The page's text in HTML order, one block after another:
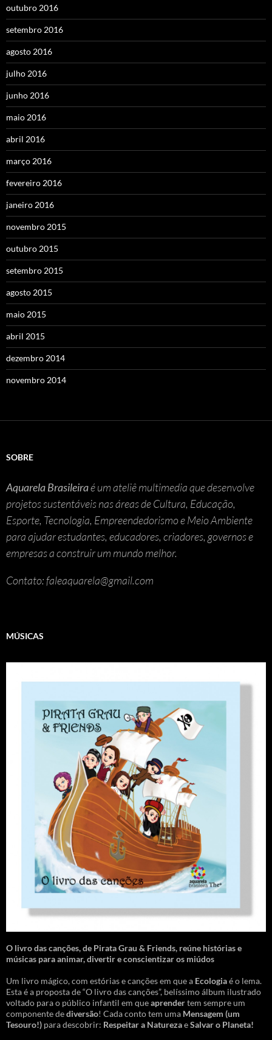
outubro 2016
setembro 2016
agosto 2016
julho 2016
junho 2016
maio 2016
abril 2016
março 2016
fevereiro 2016
janeiro 2016
novembro 2015
outubro 2015
setembro 2015
agosto 2015
maio 2015
abril 2015
dezembro 2014
novembro 2014
SOBRE
Aquarela Brasileiraé um ateliê multimedia que desenvolve
projetos sustentáveis nas áreas de Cultura, Educação,
Esporte, Tecnologia, Empreendedorismo e Meio Ambiente
para ajudar estudantes, educadores, criadores, governos e
empresas a construir um mundo melhor.
Contato: faleaquarela@gmail.com
MÚSICAS
O livro das canções,de Pirata Grau & Friends, reúne histórias e
músicas para animar, divertir e conscientizar os miúdos
Um livro mágico, com estórias e canções em que a Ecologiaé o lema.
Esta é a proposta de “O livro das canções”, belíssimo álbum ilustrado
voltado para o público infantil em queaprendertem sempre um
componente dediversão! Cada conto tem uma Mensagem (um
Tesouro!) para descobrir: Respeitar a NaturezaeSalvar o Planeta!